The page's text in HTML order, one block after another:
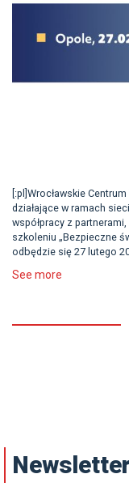
[:pl]Wrocławskie
działające w ramach
współpracy z
szkoleniu „Bezpieczne
odbędzie się 27 lutego
See more